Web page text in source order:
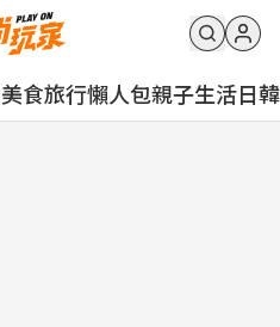
美食旅行懶人包親子生活日韓